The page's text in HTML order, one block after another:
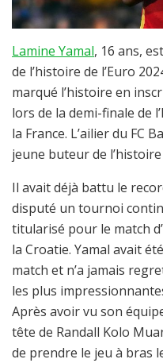
Lamine Yamal, 16 ans,
de l’histoire de l’Euro
marqué l’histoire en
lors de la demi-finale de
la France. L’ailier du FC
jeune buteur de
Il avait déjà battu le
disputé un tournoi
titularisé pour le match
la Croatie. Yamal avait
match et n’a jamais
les plus
Après avoir vu son
tête de Randall Kolo
de prendre le jeu à bras